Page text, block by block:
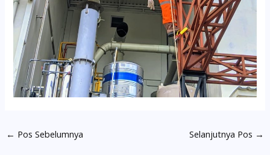
← Pos Sebelumnya Selanjutnya Pos →